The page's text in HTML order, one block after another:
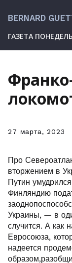
BERNARD
ГАЗЕТА
27 марта, 2023
Про
вторжением в
Путин
Финляндию
Украины, — в
случится. А как
Евросоюза,
надеется